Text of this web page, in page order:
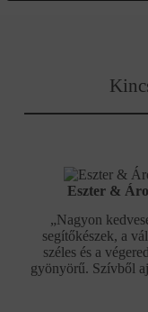
Eszter &
„Nagyon
segítőkészek, a
széles és a
gyönyörű. Szívből